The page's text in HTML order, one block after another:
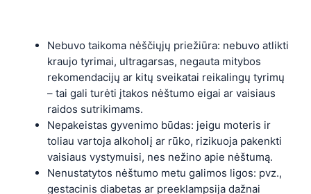
Nebuvo taikoma nėščiųjų priežiūra: nebuvo atlikti
kraujo tyrimai, ultragarsas, negauta mitybos
rekomendacijų ar kitų sveikatai reikalingų tyrimų
– tai gali turėti įtakos nėštumo eigai ar vaisiaus
raidos sutrikimams.
Nepakeistas gyvenimo būdas: jeigu moteris ir
toliau vartoja alkoholį ar rūko, rizikuoja pakenkti
vaisiaus vystymuisi, nes nežino apie nėštumą.
Nenustatytos nėštumo metu galimos ligos: pvz.,
gestacinis diabetas ar preeklampsija dažnai